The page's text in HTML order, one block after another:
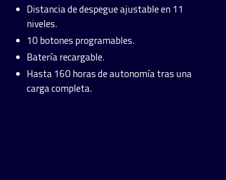
Distancia de despegue ajustable en 11
niveles.
10 botones programables.
Batería recargable.
Hasta 160 horas de autonomía tras una
carga completa.